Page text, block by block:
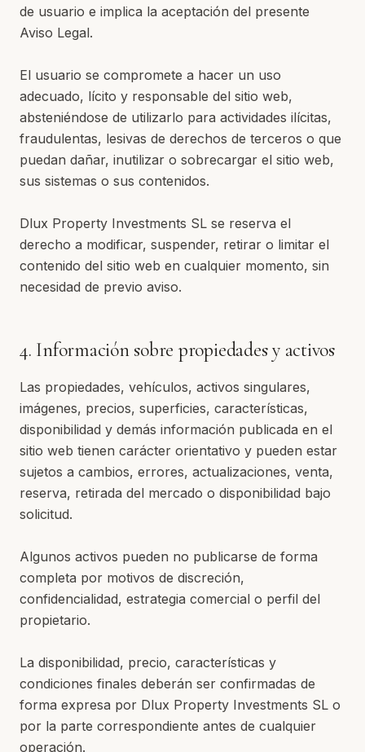
de usuario e implica la aceptación del presente
Aviso Legal.
El usuario se compromete a hacer un uso
adecuado, lícito y responsable del sitio web,
absteniéndose de utilizarlo para actividades ilícitas,
fraudulentas, lesivas de derechos de terceros o que
puedan dañar, inutilizar o sobrecargar el sitio web,
sus sistemas o sus contenidos.
Dlux Property Investments SL se reserva el
derecho a modificar, suspender, retirar o limitar el
contenido del sitio web en cualquier momento, sin
necesidad de previo aviso.
4. Información sobre propiedades y activos
Las propiedades, vehículos, activos singulares,
imágenes, precios, superficies, características,
disponibilidad y demás información publicada en el
sitio web tienen carácter orientativo y pueden estar
sujetos a cambios, errores, actualizaciones, venta,
reserva, retirada del mercado o disponibilidad bajo
solicitud.
Algunos activos pueden no publicarse de forma
completa por motivos de discreción,
confidencialidad, estrategia comercial o perfil del
propietario.
La disponibilidad, precio, características y
condiciones finales deberán ser confirmadas de
forma expresa por Dlux Property Investments SL o
por la parte correspondiente antes de cualquier
operación.